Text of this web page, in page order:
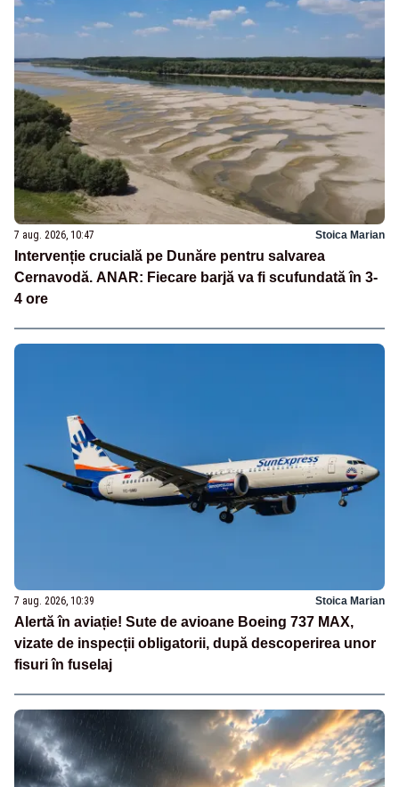
7 aug. 2026, 10:47 Stoica Marian
Intervenție crucială pe Dunăre pentru salvarea
Cernavodă. ANAR: Fiecare barjă va fi scufundată în 3-
4 ore
7 aug. 2026, 10:39 Stoica Marian
Alertă în aviație! Sute de avioane Boeing 737 MAX,
vizate de inspecții obligatorii, după descoperirea unor
fisuri în fuselaj